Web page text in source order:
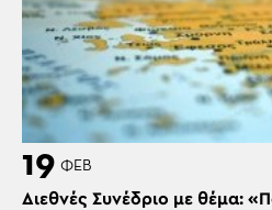
19 ΦΕΒ
Διεθνές Συνέδριο με θέμα: